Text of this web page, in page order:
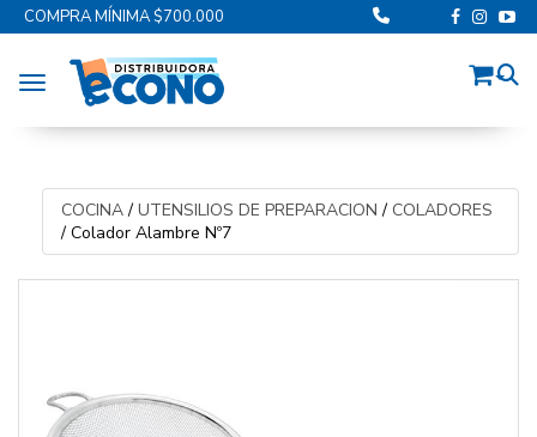
COMPRA MÍNIMA $700.000
Toggle navigation
COCINA/ UTENSILIOS DE PREPARACION / COLADORES
/ Colador Alambre Nº7